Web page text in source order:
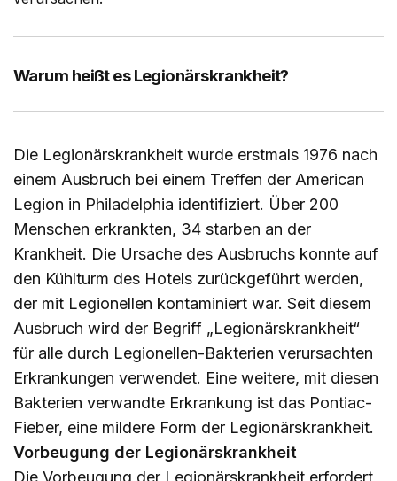
Warum heißt es Legionärskrankheit?
Die Legionärskrankheit wurde erstmals 1976 nach
einem Ausbruch bei einem Treffen der American
Legion in Philadelphia identifiziert. Über 200
Menschen erkrankten, 34 starben an der
Krankheit. Die Ursache des Ausbruchs konnte auf
den Kühlturm des Hotels zurückgeführt werden,
der mit Legionellen kontaminiert war. Seit diesem
Ausbruch wird der Begriff „Legionärskrankheit“
für alle durch Legionellen-Bakterien verursachten
Erkrankungen verwendet. Eine weitere, mit diesen
Bakterien verwandte Erkrankung ist das Pontiac-
Fieber, eine mildere Form der Legionärskrankheit.
Vorbeugung der Legionärskrankheit